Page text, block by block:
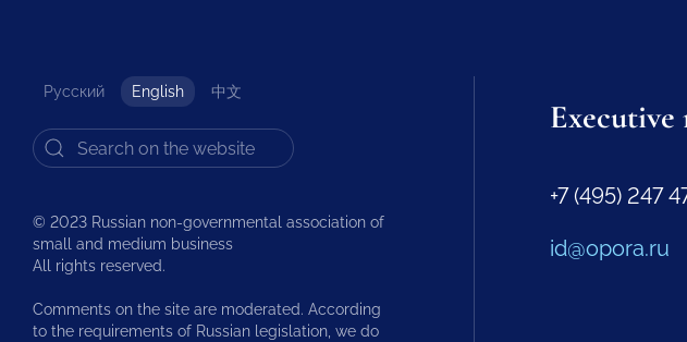
Русский English 中文
© 2023 Russian non-governmental association of
small and medium business
All rights reserved.
Comments on the site are moderated. According
to the requirements of Russian legislation, we do
Executive
+7 (495) 247
id@opora.ru